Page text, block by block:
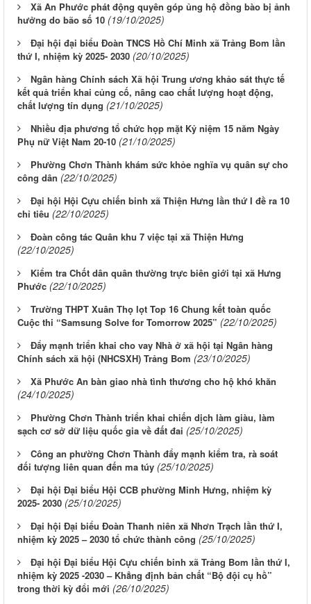
Xã An Phước phát động quyên góp ủng hộ đồng bào bị ảnh
hưởng do bão số 10 (19/10/2025)
Đại hội đại biểu Đoàn TNCS Hồ Chí Minh xã Trảng Bom lần
thứ I, nhiệm kỳ 2025- 2030 (20/10/2025)
Ngân hàng Chính sách Xã hội Trung ương khảo sát thực tế
kết quả triển khai củng cố, nâng cao chất lượng hoạt động,
chất lượng tín dụng (21/10/2025)
Nhiều địa phương tổ chức họp mặt Kỷ niệm 15 năm Ngày
Phụ nữ Việt Nam 20-10 (21/10/2025)
Phường Chơn Thành khám sức khỏe nghĩa vụ quân sự cho
công dân (22/10/2025)
Đại hội Hội Cựu chiến binh xã Thiện Hưng lần thứ I đề ra 10
chỉ tiêu (22/10/2025)
Đoàn công tác Quân khu 7 việc tại xã Thiện Hưng
(22/10/2025)
Kiểm tra Chốt dân quân thường trực biên giới tại xã Hưng
Phước (22/10/2025)
Trường THPT Xuân Thọ lọt Top 16 Chung kết toàn quốc
Cuộc thi “Samsung Solve for Tomorrow 2025” (22/10/2025)
Đẩy mạnh triển khai cho vay Nhà ở xã hội tại Ngân hàng
Chính sách xã hội (NHCSXH) Trảng Bom (23/10/2025)
Xã Phước An bàn giao nhà tình thương cho hộ khó khăn
(24/10/2025)
Phường Chơn Thành triển khai chiến dịch làm giàu, làm
sạch cơ sở dữ liệu quốc gia về đất đai (25/10/2025)
Công an phường Chơn Thành đẩy mạnh kiểm tra, rà soát
đối tượng liên quan đến ma túy (25/10/2025)
Đại hội Đại biểu Hội CCB phường Minh Hưng, nhiệm kỳ
2025- 2030 (25/10/2025)
Đại hội Đại biểu Đoàn Thanh niên xã Nhơn Trạch lần thứ I,
nhiệm kỳ 2025 – 2030 tổ chức thành công (25/10/2025)
Đại hội Đại biểu Hội Cựu chiến binh xã Trảng Bom lần thứ I,
nhiệm kỳ 2025 -2030 – Khẳng định bản chất “Bộ đội cụ hồ”
trong thời kỳ đổi mới (26/10/2025)